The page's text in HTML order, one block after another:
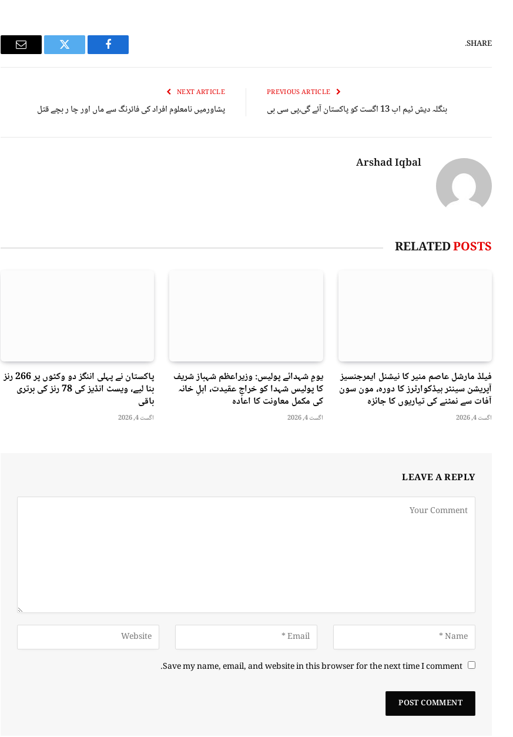
SHARE.
Facebook
Twitter
Email
بنگلہ دیش ٹیم اب 13 اگست کو پاکستان آئے گی،پی سی بی
NEXT ARTICLE
پشاورمیں نامعلوم افراد کی فائرنگ سے ماں اور چا ر بچے قتل
Arshad Iqbal
RELATEDPOSTS
فیلڈ مارشل عاصم منیر کا نیشنل ایمرجنسیز
آپریشن سینٹر ہیڈکوارٹرز کا دورہ، مون سون
آفات سے نمٹنے کی تیاریوں کا جائزہ
اگست 4, 2026
یومِ شہدائے پولیس: وزیراعظم شہباز شریف
کا پولیس شہدا کو خراجِ عقیدت، اہلِ خانہ
کی مکمل معاونت کا اعادہ
اگست 4, 2026
پاکستان نے پہلی اننگز دو وکٹوں پر 266 رنز
بنا لیے، ویسٹ انڈیز کی 78 رنز کی برتری
باقی
اگست 4, 2026
LEAVE A REPLY
Save my name, email, and website in this browser for the next time I comment.